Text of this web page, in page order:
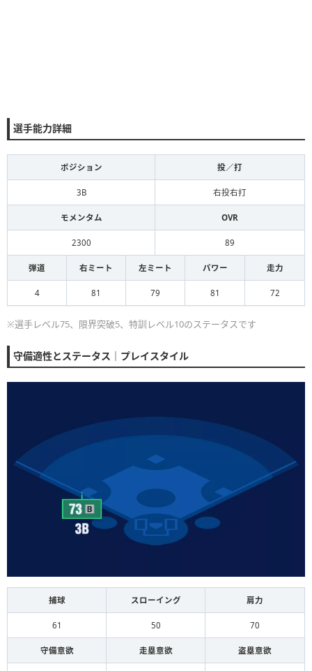
選手能力詳細
ポジション 投／打
3B 右投右打
モメンタム OVR
2300 89
弾道 右ミート 左ミート パワー 走力
4 81 79 81 72
※選手レベル75、限界突破5、特訓レベル10のステータスです
守備適性とステータス｜プレイスタイル
捕球 スローイング 肩力
61 50 70
守備意欲 走塁意欲 盗塁意欲